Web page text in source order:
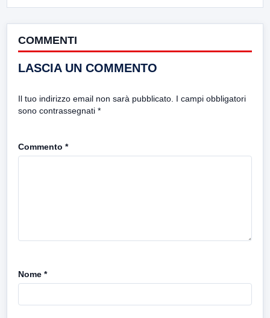
COMMENTI
LASCIA UN COMMENTO
Il tuo indirizzo email non sarà pubblicato. I campi obbligatori
sono contrassegnati *
Commento *
Nome *